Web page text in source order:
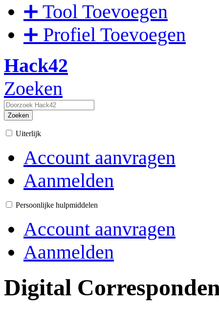
➕ Tool Toevoegen
➕ Profiel Toevoegen
Hack42
Zoeken
Zoeken
Uiterlijk
Account aanvragen
Aanmelden
Persoonlijke hulpmiddelen
Account aanvragen
Aanmelden
Digital